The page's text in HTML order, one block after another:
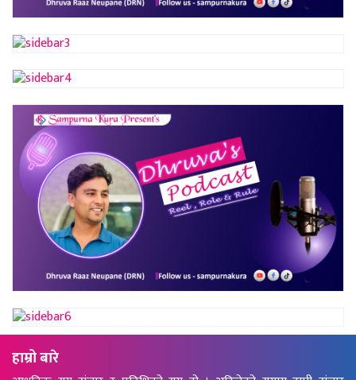
हाम्रो बारे